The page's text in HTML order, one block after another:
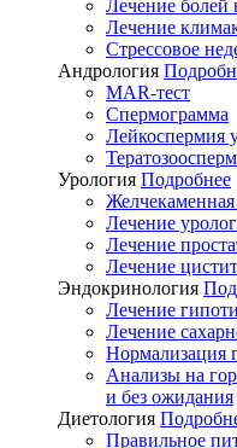
Лечение болей
Лечение
Стрессовое
Андрология
MAR-тест
Спермограмма
Лейкоспермия
Урология Подробнее
Желчекаменная
Лечение
Лечение
Лечение
Эндокринология
Лечение
Лечение
Нормализация
Анализы на
и без ожидания
Диетология
Правильное